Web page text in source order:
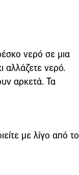
νερό σε μια
αλλάζετε νερό.
αρκετά. Τα
με λίγο από το